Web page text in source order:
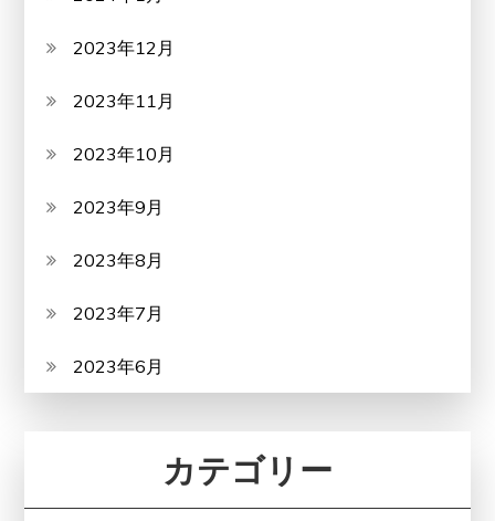
2023年12月
2023年11月
2023年10月
2023年9月
2023年8月
2023年7月
2023年6月
カテゴリー